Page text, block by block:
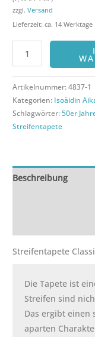
zzgl.Versand
Lieferzeit: ca. 14 Werktage
Artikelnummer:4837-1
Kategorien: Isoäidin
Schlagwörter:50er
Streifentapete
Beschreibung
Streifentapete
Die Tapete ist
Streifen sind
Das ergibt einen
aparten